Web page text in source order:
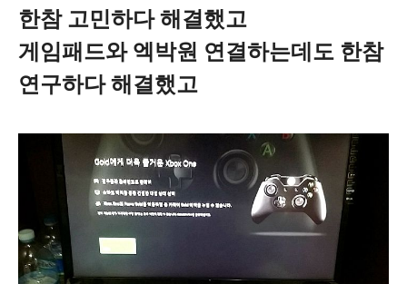
한참 고민하다 해결했고
게임패드와 엑박원 연결하는데도 한참
연구하다 해결했고